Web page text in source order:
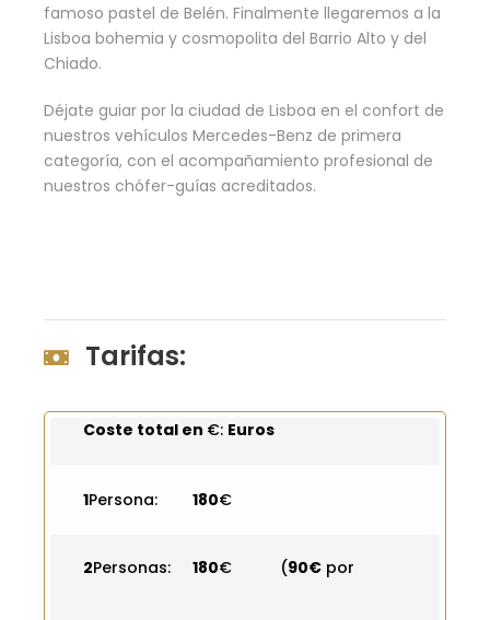
famoso pastel de Belén. Finalmente llegaremos a la
Lisboa bohemia y cosmopolita del Barrio Alto y del
Chiado.
Déjate guiar por la ciudad de Lisboa en el confort de
nuestros vehículos Mercedes-Benz de primera
categoría, con el acompañamiento profesional de
nuestros chófer-guías acreditados.
Tarifas:
Coste total en €: Euros
1Persona: 180€
2Personas: 180€ (90€ por